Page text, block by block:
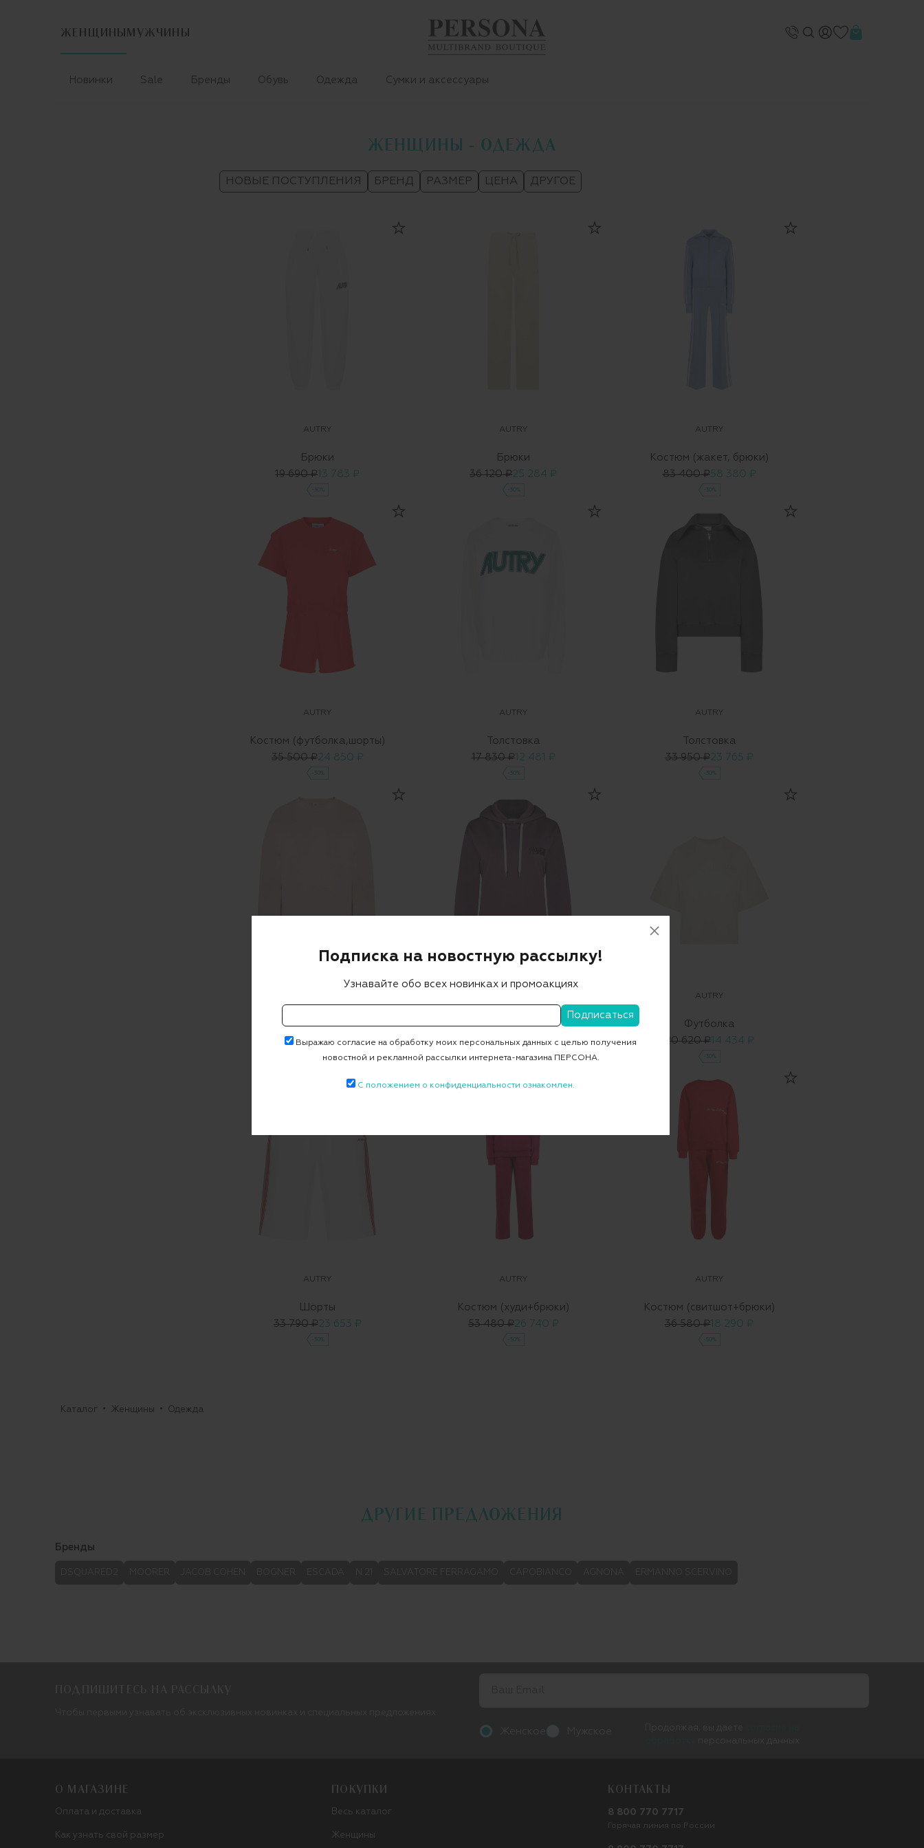
ЖЕНЩИНЫ МУЖЧИНЫ
Новинки Sale Бренды Обувь Одежда Сумки и аксессуары
ЖЕНЩИНЫ - ОДЕЖДА
НОВЫЕ ПОСТУПЛЕНИЯ БРЕНД РАЗМЕР ЦЕНА ДРУГОЕ
AUTRY
Брюки
19 690 ₽13 783 ₽
-30%
AUTRY
Брюки
36 120 ₽25 284 ₽
-30%
AUTRY
Костюм (жакет, брюки)
83 400 ₽ 58 380 ₽
-30%
AUTRY
Костюм (футболка,шорты)
35 500 ₽24 850 ₽
-30%
AUTRY
Толстовка
17 830 ₽12 481 ₽
-30%
AUTRY
Толстовка
33 950 ₽23 765 ₽
-30%
Толстовка
32 240 ₽22 568 ₽
-30%
Худи
36 120 ₽25 284 ₽
-30%
AUTRY
Футболка
20 620 ₽14 434 ₽
-30%
AUTRY
Шорты
33 790 ₽23 653 ₽
-30%
AUTRY
Костюм (худи+брюки)
53 480 ₽26 740 ₽
-50%
AUTRY
Костюм (свитшот+брюки)
36 580 ₽18 290 ₽
-50%
Каталог Женщины Одежда
ДРУГИЕ ПРЕДЛОЖЕНИЯ
Бренды
О МАГАЗИНЕ
Оплата и доставка
Как узнать свой размер
ПОКУПКИ
Весь каталог
Женщины
КОНТАКТЫ
8 800 770 7717
Горячая линия по России
Подписка на новостную рассылку!
Узнавайте обо всех новинках и промоакциях
Выражаю согласие на обработку моих персональных данных с целью получения
новостной и рекламной рассылки интернета-магазина ПЕРСОНА.
С положением о конфиденциальности ознакомлен.